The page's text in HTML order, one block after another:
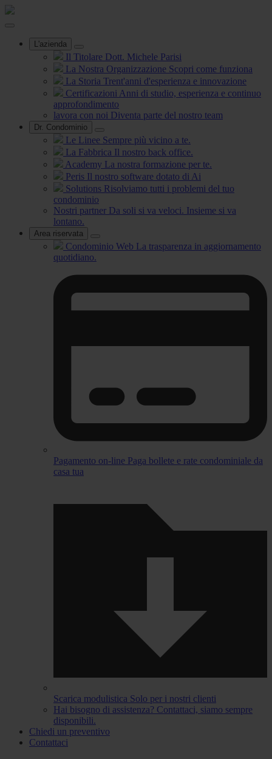
L'azienda
Il Titolare Dott. Michele Parisi
La Nostra Organizzazione Scopri come funziona
La Storia Trent'anni d'esperienza e innovazione
Certificazioni Anni di studio, esperienza e continuo
approfondimento
lavora con noi Diventa parte del nostro team
Dr. Condominio
Le Linee Sempre più vicino a te.
La Fabbrica Il nostro back office.
Academy La nostra formazione per te.
Peris Il nostro software dotato di Ai
Solutions Risolviamo tutti i problemi del tuo
condominio
Nostri partner Da soli si va veloci. Insieme si va
lontano.
Area riservata
Condominio Web La trasparenza in aggiornamento
quotidiano.
Pagamento on-line Paga bollete e rate condominiale da
casa tua
Scarica modulistica Solo per i nostri clienti
Hai bisogno di assistenza? Contattaci, siamo sempre
disponibili.
Chiedi un preventivo
Contattaci